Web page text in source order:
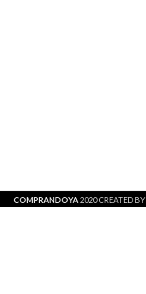
COMPRANDOYA 2020 CREATED BY